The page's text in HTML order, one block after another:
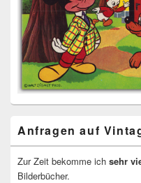
Anfragen auf
Zur Zeit bekomme ich sehr
Bilderbücher.